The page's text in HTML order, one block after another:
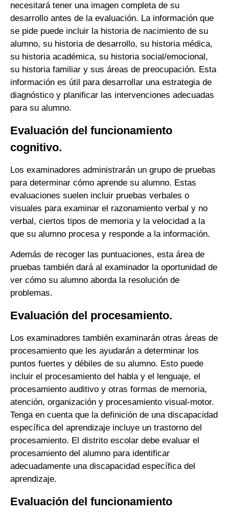
necesitará tener una imagen completa de su
desarrollo antes de la evaluación. La información que
se pide puede incluir la historia de nacimiento de su
alumno, su historia de desarrollo, su historia médica,
su historia académica, su historia social/emocional,
su historia familiar y sus áreas de preocupación. Esta
información es útil para desarrollar una estrategia de
diagnóstico y planificar las intervenciones adecuadas
para su alumno.
Evaluación del funcionamiento
cognitivo.
Los examinadores administrarán un grupo de pruebas
para determinar cómo aprende su alumno. Estas
evaluaciones suelen incluir pruebas verbales o
visuales para examinar el razonamiento verbal y no
verbal, ciertos tipos de memoria y la velocidad a la
que su alumno procesa y responde a la información.
Además de recoger las puntuaciones, esta área de
pruebas también dará al examinador la oportunidad de
ver cómo su alumno aborda la resolución de
problemas.
Evaluación del procesamiento.
Los examinadores también examinarán otras áreas de
procesamiento que les ayudarán a determinar los
puntos fuertes y débiles de su alumno. Esto puede
incluir el procesamiento del habla y el lenguaje, el
procesamiento auditivo y otras formas de memoria,
atención, organización y procesamiento visual-motor.
Tenga en cuenta que la definición de una discapacidad
específica del aprendizaje incluye un trastorno del
procesamiento. El distrito escolar debe evaluar el
procesamiento del alumno para identificar
adecuadamente una discapacidad específica del
aprendizaje.
Evaluación del funcionamiento